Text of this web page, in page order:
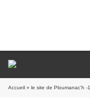
Accueil » le site de Ploumanac'h -1